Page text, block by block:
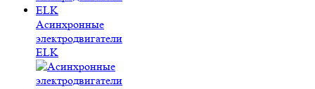
Асинхронные
электродвигатели
ELK